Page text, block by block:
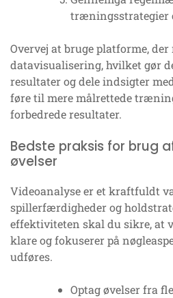
træningsstrategier
Overvej at bruge platforme,
datavisualisering, hvilket gør
resultater og dele indsigter
føre til mere målrettede
forbedrede resultater.
Bedste praksis for brug
øvelser
Videoanalyse er et kraftfuldt
spillerfærdigheder og
effektiviteten skal du sikre, at
klare og fokuserer på
udføres.
Optag øvelser fra